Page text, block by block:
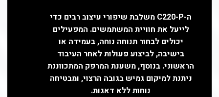
ה-C220-P משלבת שיפורי עיצוב רבים כדי
לייעל את חוויית המשתמשים. המפעילים
יכולים לבחור תנוחה נוחה, בעמידה או
בישיבה, לביצוע פעולות לאחר העיבוד
הראשוני. בנוסף, משענת המרפק המתכווננת
ניתנת למיקום גמיש בגובה הרצוי, ומבטיחה
נוחות ללא דאגות.